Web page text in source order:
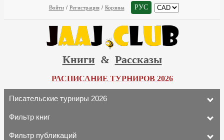
Войти / Регистрация / Корзина РУС
Книги & Рассказы
РАСПИСАНИЕ ТУРНИРОВ 2026
Писательские турниры 2026
Фильтр книг
Фильтр публикаций